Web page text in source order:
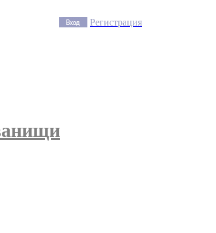
Регистрация